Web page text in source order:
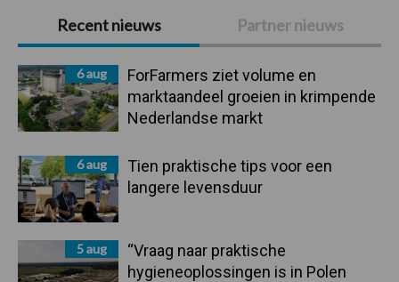
Primaire
Sidebar
Recent nieuws Partner nieuws
6 aug
ForFarmers ziet volume en
marktaandeel groeien in krimpende
Nederlandse markt
6 aug
Tien praktische tips voor een
langere levensduur
5 aug
“Vraag naar praktische
hygieneoplossingen is in Polen